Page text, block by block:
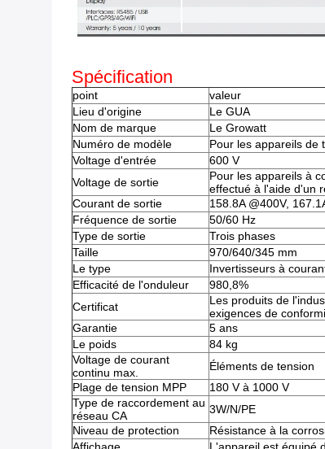
Spécification
point
valeur
Lieu d'origine
Le GUA
Nom de marque
Le Growatt
Numéro de modèle
Pour les appareils de
Voltage d'entrée
600 V
Voltage de sortie
Pour les appareils à
effectué à l'aide d'un
Courant de sortie
158.8A @400V,
Fréquence de sortie
50/60 Hz
Type de sortie
Trois phases
Taille
970/640/345 mm
Le type
Invertisseurs à
Efficacité de l'onduleur
980,8%
Certificat
Les produits de
exigences de
Garantie
5 ans
Le poids
84 kg
Voltage de courant
continu max.
Éléments de tension
Plage de tension MPP
180 V à 1000 V
Type de raccordement au
réseau CA
3W/N/PE
Niveau de protection
Résistance à la